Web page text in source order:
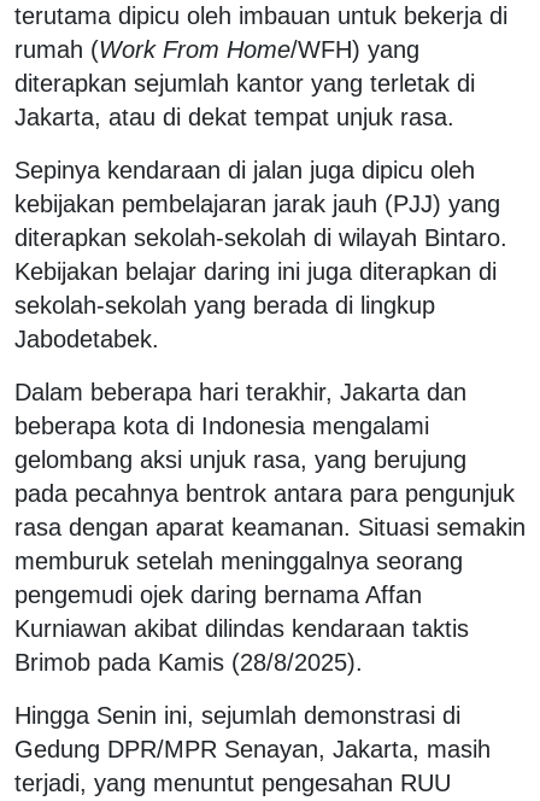
terutama dipicu oleh imbauan untuk bekerja di
rumah (Work From Home/WFH) yang
diterapkan sejumlah kantor yang terletak di
Jakarta, atau di dekat tempat unjuk rasa.
Sepinya kendaraan di jalan juga dipicu oleh
kebijakan pembelajaran jarak jauh (PJJ) yang
diterapkan sekolah-sekolah di wilayah Bintaro.
Kebijakan belajar daring ini juga diterapkan di
sekolah-sekolah yang berada di lingkup
Jabodetabek.
Dalam beberapa hari terakhir, Jakarta dan
beberapa kota di Indonesia mengalami
gelombang aksi unjuk rasa, yang berujung
pada pecahnya bentrok antara para pengunjuk
rasa dengan aparat keamanan. Situasi semakin
memburuk setelah meninggalnya seorang
pengemudi ojek daring bernama Affan
Kurniawan akibat dilindas kendaraan taktis
Brimob pada Kamis (28/8/2025).
Hingga Senin ini, sejumlah demonstrasi di
Gedung DPR/MPR Senayan, Jakarta, masih
terjadi, yang menuntut pengesahan RUU